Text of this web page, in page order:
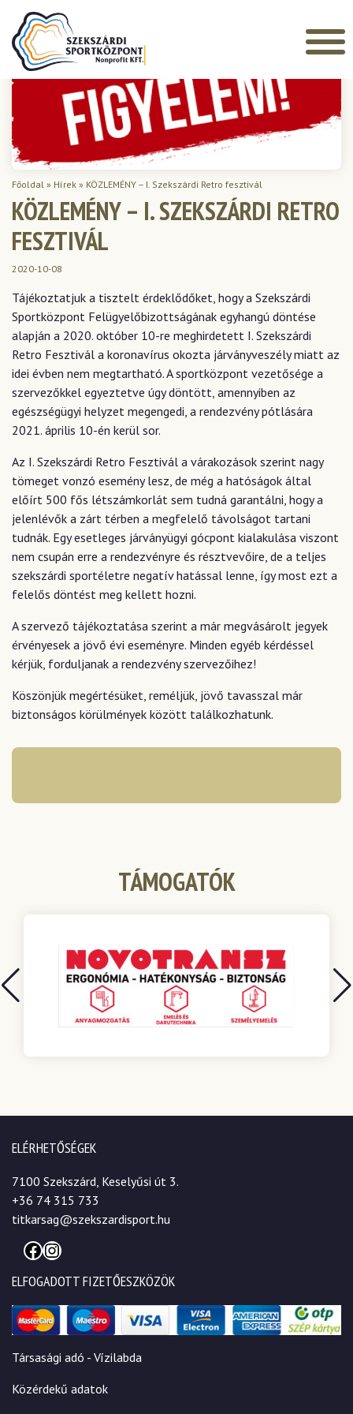
Főoldal » Hírek » KÖZLEMÉNY – I. Szekszárdi Retro fesztivál
KÖZLEMÉNY – I. SZEKSZÁRDI RETRO
FESZTIVÁL
2020-10-08
Tájékoztatjuk a tisztelt érdeklődőket, hogy a Szekszárdi
Sportközpont Felügyelőbizottságának egyhangú döntése
alapján a 2020. október 10-re meghirdetett I. Szekszárdi
Retro Fesztivál a koronavírus okozta járványveszély miatt az
idei évben nem megtartható. A sportközpont vezetősége a
szervezőkkel egyeztetve úgy döntött, amennyiben az
egészségügyi helyzet megengedi, a rendezvény pótlására
2021. április 10-én kerül sor.
Az I. Szekszárdi Retro Fesztivál a várakozások szerint nagy
tömeget vonzó esemény lesz, de még a hatóságok által
előírt 500 fős létszámkorlát sem tudná garantálni, hogy a
jelenlévők a zárt térben a megfelelő távolságot tartani
tudnák. Egy esetleges járványügyi gócpont kialakulása viszont
nem csupán erre a rendezvényre és résztvevőire, de a teljes
szekszárdi sportéletre negatív hatással lenne, így most ezt a
felelős döntést meg kellett hozni.
A szervező tájékoztatása szerint a már megvásárolt jegyek
érvényesek a jövő évi eseményre. Minden egyéb kérdéssel
kérjük, forduljanak a rendezvény szervezőihez!
Köszönjük megértésüket, reméljük, jövő tavasszal már
biztonságos körülmények között találkozhatunk.
TÁMOGATÓK
ELÉRHETŐSÉGEK
7100 Szekszárd, Keselyűsi út 3.
+36 74 315 733
titkarsag@szekszardisport.hu
Facebook
Instagram
ELFOGADOTT FIZETŐESZKÖZÖK
Társasági adó - Vízilabda
Közérdekű adatok